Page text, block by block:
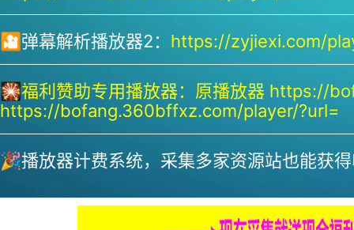
🎦弹幕解析播放器2： https://zyjiexi.com/
🎇福利赞助专用播放器： 原播放器 https://
https://bofang.360bffxz.com/player/?url=
🎉播放器计费系统，采集多家资源站也能获